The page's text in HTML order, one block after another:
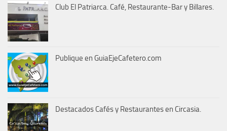
Club El Patriarca. Café, Restaurante-Bar y Billares.
Publique en GuiaEjeCafetero.com
Destacados Cafés y Restaurantes en Circasia.